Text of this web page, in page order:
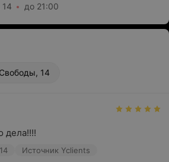
до 21:00
14
дела!!!!
Источник Yclients